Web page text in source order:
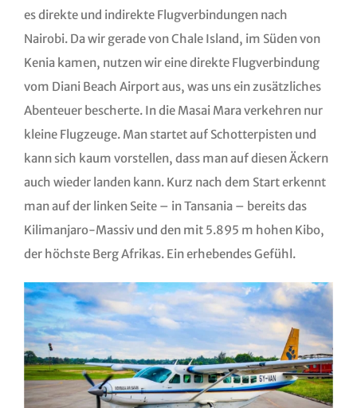
es direkte und indirekte Flugverbindungen nach
Nairobi. Da wir gerade von Chale Island, im Süden von
Kenia kamen, nutzen wir eine direkte Flugverbindung
vom Diani Beach Airport aus, was uns ein zusätzliches
Abenteuer bescherte. In die Masai Mara verkehren nur
kleine Flugzeuge. Man startet auf Schotterpisten und
kann sich kaum vorstellen, dass man auf diesen Äckern
auch wieder landen kann. Kurz nach dem Start erkennt
man auf der linken Seite – in Tansania – bereits das
Kilimanjaro-Massiv und den mit 5.895 m hohen Kibo,
der höchste Berg Afrikas. Ein erhebendes Gefühl.